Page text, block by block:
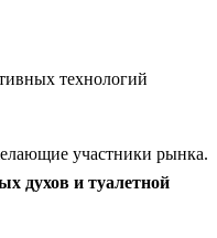
технологий
участники рынка.
духов и туалетной